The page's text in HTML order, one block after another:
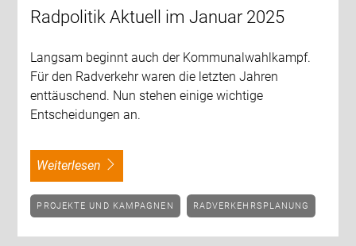
Radpolitik Aktuell im Januar 2025
Langsam beginnt auch der Kommunalwahlkampf.
Für den Radverkehr waren die letzten Jahren
enttäuschend. Nun stehen einige wichtige
Entscheidungen an.
weiterlesen
PROJEKTE UND KAMPAGNEN RADVERKEHRSPLANUNG